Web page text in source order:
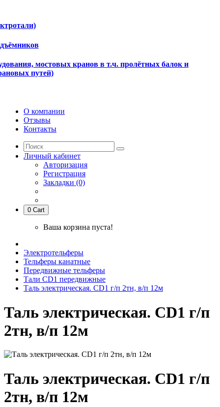
мостовых кранов в т.ч. пролётных балок и
путей)
О компании
Отзывы
Контакты
Личный кабинет
Авторизация
Регистрация
Закладки (0)
0 Cart
Ваша корзина пуста!
Электротельферы
Тельферы канатные
Передвижные тельферы
Тали CD1 передвижные
Таль электрическая. CD1 г/п 2тн, в/п 12м
Таль электрическая. CD1 г/п
2тн, в/п 12м
Таль электрическая. CD1 г/п
2тн, в/п 12м